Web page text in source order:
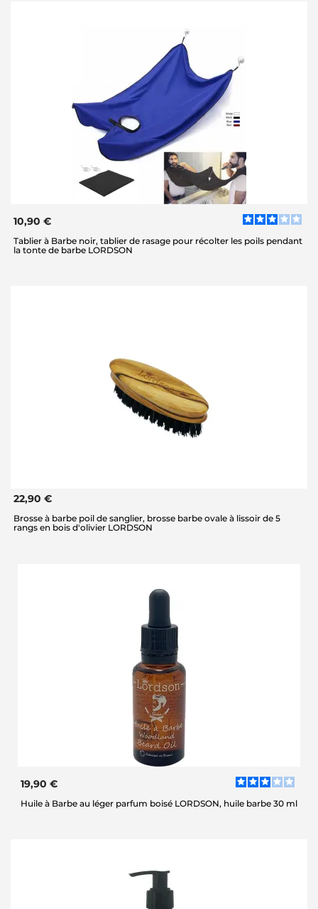
10,90 €
Tablier à Barbe noir, tablier de rasage pour récolter les poils pendant
la tonte de barbe LORDSON
22,90 €
Brosse à barbe poil de sanglier, brosse barbe ovale à lissoir de 5
rangs en bois d'olivier LORDSON
19,90 €
Huile à Barbe au léger parfum boisé LORDSON, huile barbe 30 ml